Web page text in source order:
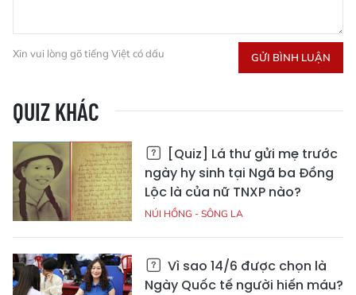
Xin vui lòng gõ tiếng Việt có dấu GỬI BÌNH LUẬN
QUIZ KHÁC
[Quiz] Lá thư gửi mẹ trước
ngày hy sinh tại Ngã ba Đồng
Lộc là của nữ TNXP nào?
NÚI HỒNG - SÔNG LA
Vì sao 14/6 được chọn là
Ngày Quốc tế người hiến máu?